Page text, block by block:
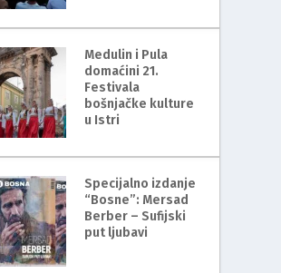
Medulin i Pula
domaćini 21.
Festivala
bošnjačke kulture
u Istri
Specijalno izdanje
“Bosne”: Mersad
Berber – Sufijski
put ljubavi